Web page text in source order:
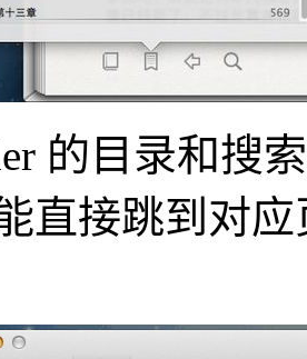
的目录和搜
直接跳到对